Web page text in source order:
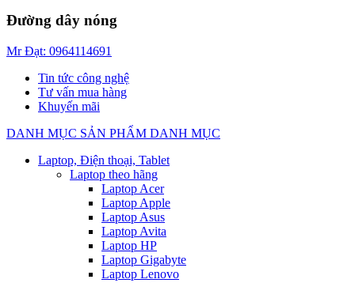
Đường dây nóng
Mr Đạt: 0964114691
Tin tức công nghệ
Tư vấn mua hàng
Khuyến mãi
DANH MỤC SẢN PHẨM DANH MỤC
Laptop, Điện thoại, Tablet
Laptop theo hãng
Laptop Acer
Laptop Apple
Laptop Asus
Laptop Avita
Laptop HP
Laptop Gigabyte
Laptop Lenovo